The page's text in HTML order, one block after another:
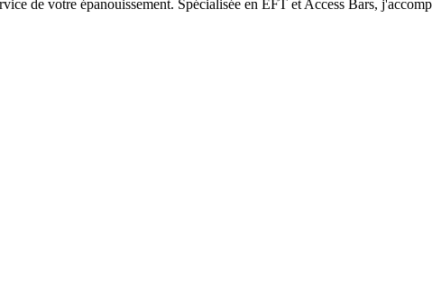
de votre épanouissement. Spécialisée en EFT et Access Bars,